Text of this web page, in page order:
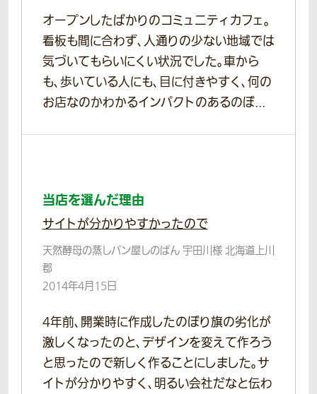
オープンしたばかりのコミュニティカフェ。
看板も間に合わず、人通りの少ない地域では
気づいてもらいにくい状況でした。車から
も、歩いている人にも、目に付きやすく、何の
お店なのかわかるインパクトのあるのぼ...
当店を選んだ理由
サイトが分かりやすかったので
天然酵母の蒸しパン屋しのぱん 宇田川様 北海道上川
郡
2014年4月15日
4年前、開業時に作成したのぼり旗の劣化が
激しくなったのと、デザインを変えて作ろう
と思ったので新しく作ることにしました。サ
イトが分かりやすく、明るい会社だなと伝わ